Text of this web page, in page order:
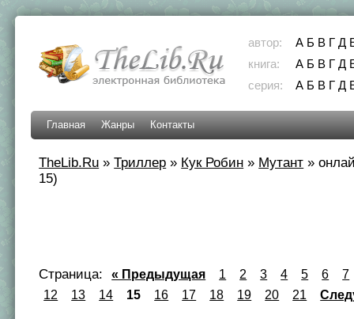
автор: А Б В Г Д
книга:
А Б В Г Д
серия:
А Б В Г Д
Главная Жанры Контакты
TheLib.Ru »Триллер » Кук Робин » Мутант »
15)
Страница: « Предыдущая 1 2 3 4 5 6
7
12
13 14 15 16 17 18 19 20 21